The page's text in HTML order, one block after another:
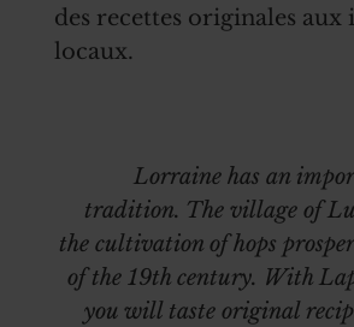
des recettes originales aux
locaux.
Lorraine has an
tradition. The village of
the cultivation of hops
of the 19th century. With
you will taste original